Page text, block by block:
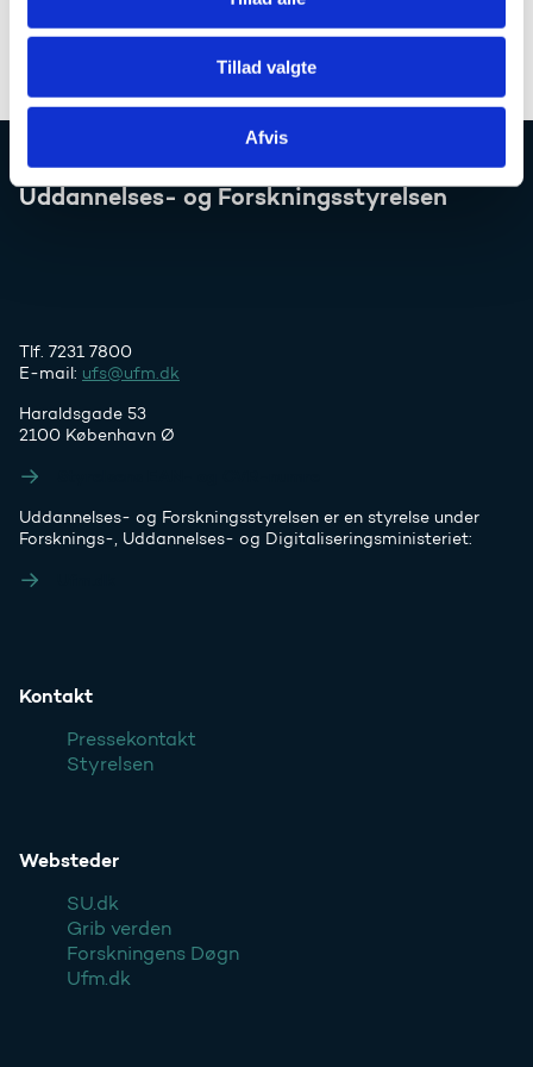
Tillad valgte
Afvis
Uddannelses- og Forskningsstyrelsen
Tlf. 7231 7800
E-mail: ufs@ufm.dk
Haraldsgade 53
2100 København Ø
Uddannelses- og Forskningsstyrelsen er en styrelse under
Forsknings-, Uddannelses- og Digitaliseringsministeriet:
Kontakt
Pressekontakt
Styrelsen
Websteder
SU.dk
Grib verden
Forskningens Døgn
Ufm.dk